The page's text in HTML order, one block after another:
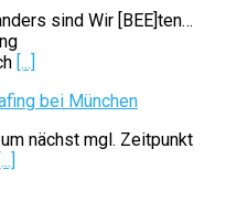
sind Wir [BEE]ten…
[...]
bei München
nächst mgl. Zeitpunkt
[...]